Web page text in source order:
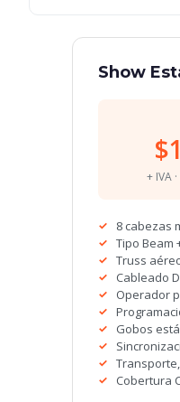
Show
+ IVA
8 cabezas
Tipo Beam
Truss
Cableado
Operador
Gobos
Cobertura